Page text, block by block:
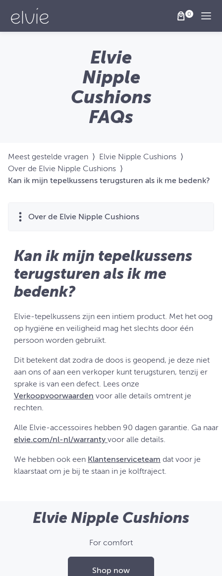
Elvie
Nipple
Cushions
FAQs
Meest gestelde vragen ⟩ Elvie Nipple Cushions ⟩
Over de Elvie Nipple Cushions ⟩
Kan ik mijn tepelkussens terugsturen als ik me bedenk?
Over de Elvie Nipple Cushions
Kan ik mijn tepelkussens
terugsturen als ik me
bedenk?
Elvie-tepelkussens zijn een intiem product. Met het oog
op hygiëne en veiligheid mag het slechts door één
persoon worden gebruikt.
Dit betekent dat zodra de doos is geopend, je deze niet
aan ons of aan een verkoper kunt terugsturen, tenzij er
sprake is van een defect. Lees onze
Verkoopvoorwaarden voor alle details omtrent je
rechten.
Alle Elvie-accessoires hebben 90 dagen garantie. Ga naar
elvie.com/nl-nl/warranty voor alle details.
We hebben ook een Klantenserviceteam dat voor je
klaarstaat om je bij te staan in je kolftraject.
Elvie Nipple Cushions
For comfort
Shop now